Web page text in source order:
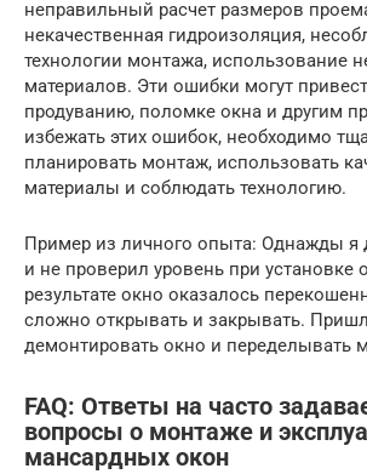
неправильный расчет размеров
некачественная гидроизоляция,
технологии монтажа, использование
материалов. Эти ошибки могут
продуванию, поломке окна и другим
избежать этих ошибок, необходимо
планировать монтаж, использовать
материалы и соблюдать технологию.
Пример из личного опыта: Однажды я
и не проверил уровень при установке
результате окно оказалось
сложно открывать и закрывать.
демонтировать окно и переделывать
FAQ: Ответы на часто
вопросы о монтаже и
мансардных окон